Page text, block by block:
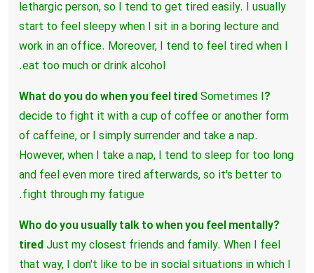
lethargic person, so I tend to get tired easily. I usually
start to feel sleepy when I sit in a boring lecture and
work in an office. Moreover, I tend to feel tired when I
eat too much or drink alcohol.
?What do you do when you feel tired
Sometimes I
decide to fight it with a cup of coffee or another form
of caffeine, or I simply surrender and take a nap.
However, when I take a nap, I tend to sleep for too long
and feel even more tired afterwards, so it's better to
fight through my fatigue.
?Who do you usually talk to when you feel mentally
tired Just my closest friends and family. When I feel
that way, I don't like to be in social situations in which I